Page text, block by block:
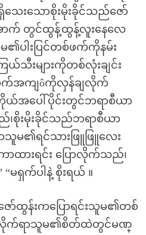
းသောစိုးမိုးခိုင်သည်ဇော်
တွင်ထွန့်ထွန့်လူးနေလေ
ပါးပြင်တစ်ဖက်ကိုနမ်း
သီးများကိုတစ်လုံးချင်း
က်အကျôကိုလှန်ချလိုက်
ယ်အပေါ်ပိုင်းတွင်ဘရာစီယာ
စိုးမိုးခိုင်သည်ဘရာစီယာ
မ၏ရင်သားဖြူဖြူလေး
ထားရင်း ပြောလိုက်သည်၊
မရှက်ပါနဲ့ စိုးရယ် ။
ာ်ထွန်းကပြောရင်းသူမ၏တစ်
လိုက်ရာသူမ၏စိတ်ထဲတွင်မဏ္